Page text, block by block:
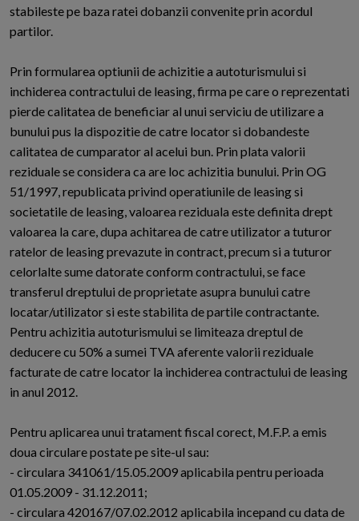
stabileste pe baza ratei dobanzii convenite prin acordul
partilor.
Prin formularea optiunii de achizitie a autoturismului si
inchiderea contractului de leasing, firma pe care o reprezentati
pierde calitatea de beneficiar al unui serviciu de utilizare a
bunului pus la dispozitie de catre locator si dobandeste
calitatea de cumparator al acelui bun. Prin plata valorii
reziduale se considera ca are loc achizitia bunului. Prin OG
51/1997, republicata privind operatiunile de leasing si
societatile de leasing, valoarea reziduala este definita drept
valoarea la care, dupa achitarea de catre utilizator a tuturor
ratelor de leasing prevazute in contract, precum si a tuturor
celorlalte sume datorate conform contractului, se face
transferul dreptului de proprietate asupra bunului catre
locatar/utilizator si este stabilita de partile contractante.
Pentru achizitia autoturismului se limiteaza dreptul de
deducere cu 50% a sumei TVA aferente valorii reziduale
facturate de catre locator la inchiderea contractului de leasing
in anul 2012.
Pentru aplicarea unui tratament fiscal corect, M.F.P. a emis
doua circulare postate pe site-ul sau:
- circulara 341061/15.05.2009 aplicabila pentru perioada
01.05.2009 - 31.12.2011;
- circulara 420167/07.02.2012 aplicabila incepand cu data de